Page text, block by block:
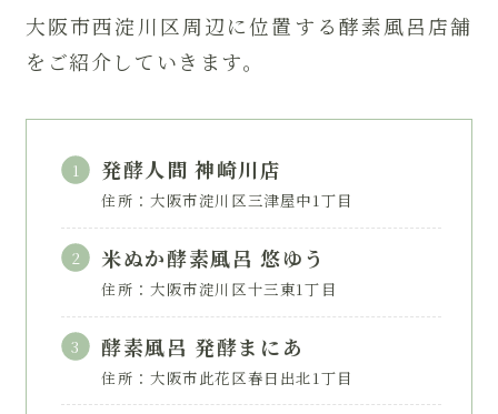
大阪市西淀川区周辺に位置する酵素風呂店舗
をご紹介していきます。
発酵人間 神崎川店
住所：大阪市淀川区三津屋中1丁目
米ぬか酵素風呂 悠ゆう
住所：大阪市淀川区十三東1丁目
酵素風呂 発酵まにあ
住所：大阪市此花区春日出北1丁目